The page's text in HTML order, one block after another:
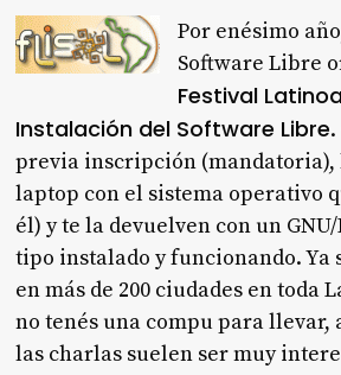
Por enésimo
Software Libre
Festival
Instalación del Software Libre
previa inscripción (mandatoria),
laptop con el sistema operativo
él) y te la devuelven con un
tipo instalado y funcionando. Ya
en más de 200 ciudades en toda
no tenés una compu para llevar,
las charlas suelen ser muy